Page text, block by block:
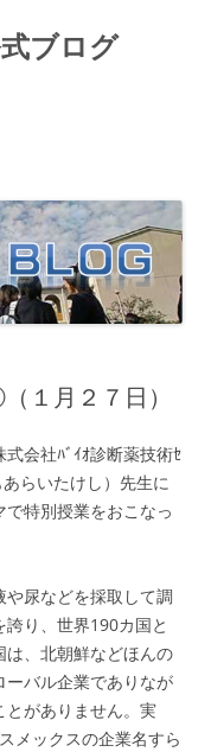
ブログ
１月２７日）
会社ﾊﾞｲｵ診断薬技術ｾ
らいたけし）先生に
で特別授業をおこなっ
尿などを採取して調
り、世界190カ国と
、北朝鮮などほんの
バル企業でありなが
とがありません。実
メックスの企業名すら